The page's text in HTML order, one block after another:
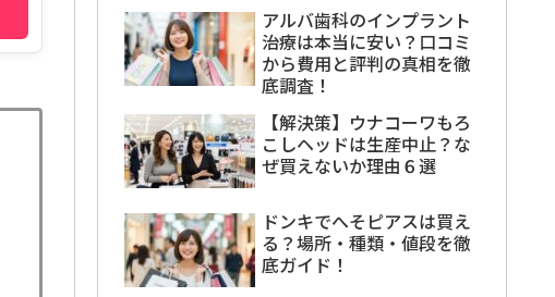
アルバ歯科のインプラント
治療は本当に安い？口コミ
から費用と評判の真相を徹
底調査！
【解決策】ウナコーワもろ
こしヘッドは生産中止？な
ぜ買えないか理由６選
ドンキでへそピアスは買え
る？場所・種類・値段を徹
底ガイド！